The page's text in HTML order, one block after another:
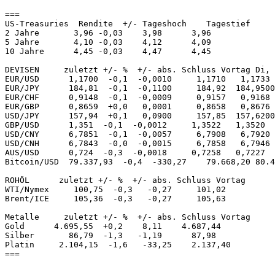
===
US-Treasuries  Rendite  +/- Tageshoch    Tagestief
2 Jahre       3,96 -0,03    3,98      3,96
5 Jahre       4,10 -0,03    4,12      4,09
10 Jahre      4,45 -0,03    4,47      4,45
DEVISEN     zuletzt +/- %  +/- abs. Schluss Vortag
EUR/USD      1,1700  -0,1  -0,0010     1,1710   1,1733
EUR/JPY      184,81  -0,1  -0,1100     184,92
EUR/CHF      0,9148  -0,1  -0,0009     0,9157   0,9168
EUR/GBP      0,8659  +0,0   0,0001     0,8658   0,8676
USD/JPY      157,94  +0,1   0,0900     157,85
GBP/USD      1,351  -0,1  -0,0012     1,3522   1,3520
USD/CNY      6,7851  -0,1  -0,0057     6,7908   6,7920
USD/CNH      6,7843  -0,0  -0,0015     6,7858   6,7946
AUS/USD      0,724  -0,3  -0,0018     0,7258   0,7227
Bitcoin/USD  79.337,93  -0,4  -330,27    79.668,20
ROHÖL      zuletzt +/- %  +/- abs. Schluss Vortag
WTI/Nymex     100,75  -0,3   -0,27     101,02
Brent/ICE     105,36  -0,3   -0,27     105,63
Metalle     zuletzt +/- %  +/- abs. Schluss Vortag
Gold      4.695,55  +0,2    8,11    4.687,44
Silber       86,79  -1,3   -1,19      87,98
Platin     2.104,15  -1,6   -33,25    2.137,40